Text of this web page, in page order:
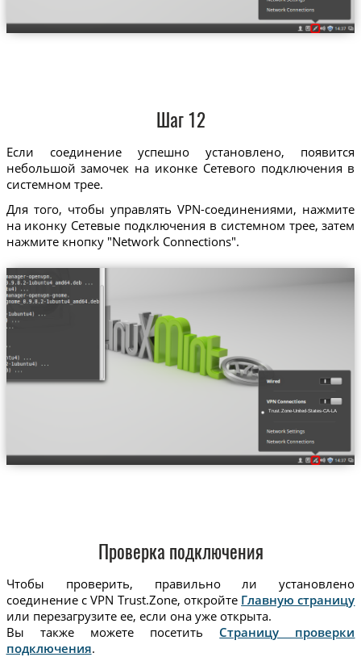
Шаг 12
Если соединение успешно установлено, появится
небольшой замочек на иконке Сетевого подключения в
системном трее.
Для того, чтобы управлять VPN-соединениями, нажмите
на иконку Сетевые подключения в системном трее, затем
нажмите кнопку "Network Connections".
Trust.Zone-United-States-CA-LA
Проверка подключения
Чтобы проверить, правильно ли установлено
соединение с VPN Trust.Zone, откройте Главную страницу
или перезагрузите ее, если она уже открыта.
Вы также можете посетить Страницу проверки
подключения.